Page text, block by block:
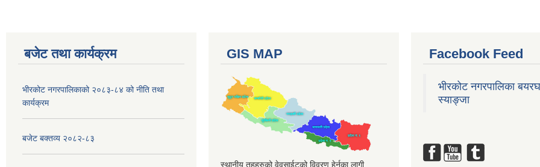
बजेट तथा कार्यक्रम
भीरकोट नगरपालिकाको २०८३-८४ को नीति तथा
कार्यक्रम
बजेट बक्तव्य २०८२-८३
GIS MAP
स्थानीय तहहरुको वेवसाईटको विवरण हेर्नका लागी
Facebook Feed
भीरकोट नगरपालिका
स्याङ्जा